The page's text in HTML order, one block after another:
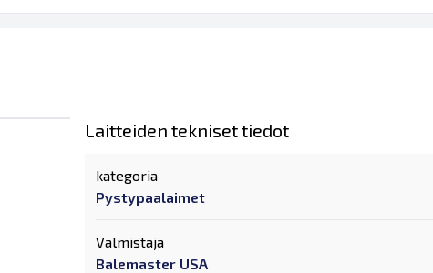
Laitteiden tekniset tiedot
kategoria
Pystypaalaimet
Valmistaja
Balemaster USA